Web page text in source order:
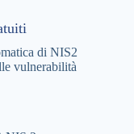
di NIS2
vulnerabilità